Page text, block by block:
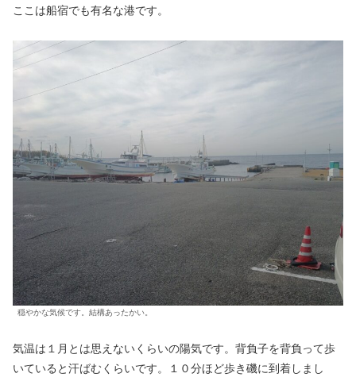
ここは船宿でも有名な港です。
穏やかな気候です。結構あったかい。
気温は１月とは思えないくらいの陽気です。背負子を背負って歩
いていると汗ばむくらいです。１０分ほど歩き磯に到着しまし